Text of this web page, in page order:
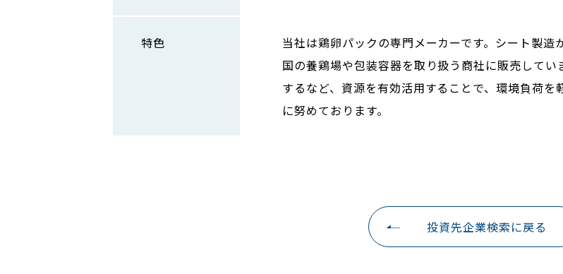
特色
当社は鶏卵パックの専門メーカーです。シート製
国の養鶏場や包装容器を取り扱う商社に販売して
するなど、資源を有効活用することで、環境負荷
に努めております。
投資先企業検索に戻る